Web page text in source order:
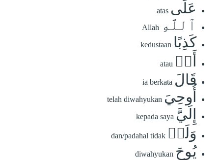
عَلَى atas
ٱللَّهِ Allah
كَذِبًا kedustaan
أَوۡ atau
قَالَ ia berkata
أُوحِيَ telah diwahyukan
إِلَيَّ kepada saya
وَلَمۡ dan/padahal tidak
يُوحَ diwahyukan